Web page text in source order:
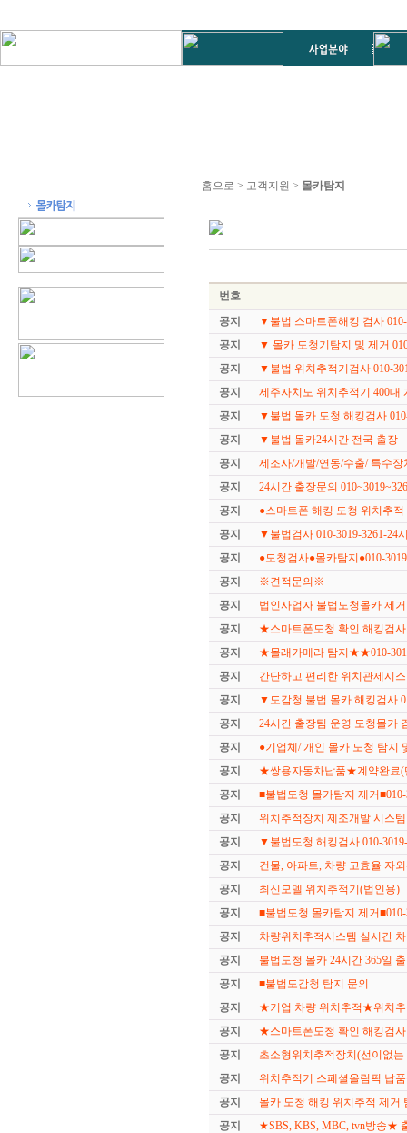
홈으로 > 고객지원 > 몰카탐지
번호
공지
▼불법 스마트폰해킹 검사 010-
공지
▼ 몰카 도청기탐지 및 제거
공지
▼불법 위치추적기검사 010-
공지
제주자치도 위치추적기 400대
공지
▼불법 몰카 도청 해킹검사
공지
▼불법 몰카24시간 전국 출장
공지
제조사/개발/연동/수출/ 특수장
공지
24시간 출장문의
공지
●스마트폰 해킹 도청 위치추
공지
▼불법검사 010-3019-3261-24
공지
●도청검사●몰카탐지●010-
공지
※견적문의※
공지
법인사업자 불법도청몰카 제거
공지
★스마트폰도청 확인 해킹검사
공지
★몰래카메라 탐지★★010-
공지
간단하고 편리한 위치관제시
공지
▼도감청 불법 몰카 해킹검사
공지
24시간 출장팀 운영 도청몰카
공지
●기업체/ 개인 몰카 도청 탐지
공지
★쌍용자동차납품★계약완료(
공지
■불법도청 몰카탐지 제거■010-
공지
위치추적장치 제조개발 시스
공지
▼불법도청 해킹검사 010-
공지
건물, 아파트, 차량 고효율 자
공지
최신모델 위치추적기(법인용)
공지
■불법도청 몰카탐지 제거■010-
공지
차량위치추적시스템 실시간
공지
불법도청 몰카 24시간 365일
공지
■불법도감청 탐지 문의
공지
★기업 차량 위치추적★위치추
공지
★스마트폰도청 확인 해킹검사
공지
초소형위치추적장치(선이없는
공지
위치추적기 스페셜올림픽 납
공지
몰카 도청 해킹 위치추적 제거
공지
★SBS, KBS, MBC, tvn방송★